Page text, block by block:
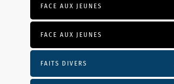
FACE AUX JEUNES
FACE AUX JEUNES
FAITS DIVERS